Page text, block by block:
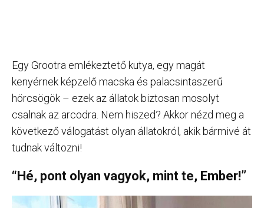
Egy Grootra emlékeztető kutya, egy magát
kenyérnek képzelő macska és palacsintaszerű
hörcsögök – ezek az állatok biztosan mosolyt
csalnak az arcodra. Nem hiszed? Akkor nézd meg a
következő válogatást olyan állatokról, akik bármivé át
tudnak változni!
“Hé, pont olyan vagyok, mint te, Ember!”